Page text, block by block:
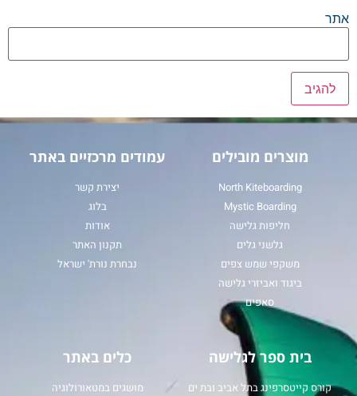
אתר
מוצרים מובילים
North Kiteboarding
Mystic Boarding
חליפות גלישה
גלשני גלים
משקפי שמש צפים
ביגוד ואביזרי גלישה
סאפים
עמודים מרכזיים באתר
יצירת קשר
בלוג
אודות
תקנון האתר
נבחרת נורת' ישראל
בית ספר לגלישה
קורס קייטסרפינג בתל אביב ובת ים
כלים באתר
מושגים במטאורולוגיה